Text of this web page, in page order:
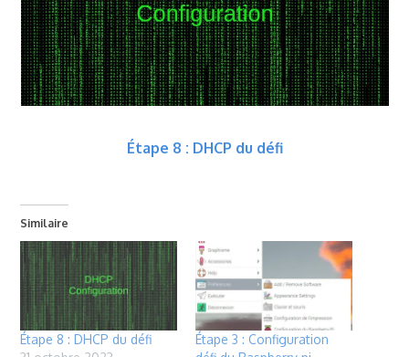
Étape 8 : DHCP du défi
Similaire
Étape 8 : DHCP du défi
Étape 3 : Configuration